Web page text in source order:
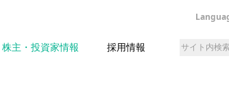
株主・投資家情報 採用情報